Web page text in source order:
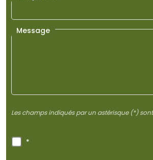
Message
Les champs indiqués par un astérisque (*)
* *